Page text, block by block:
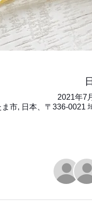
2021年7
市, 日本、〒336-0021